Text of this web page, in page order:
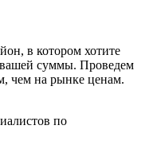
в котором хотите
вашей суммы. Проведем
чем на рынке ценам.
по